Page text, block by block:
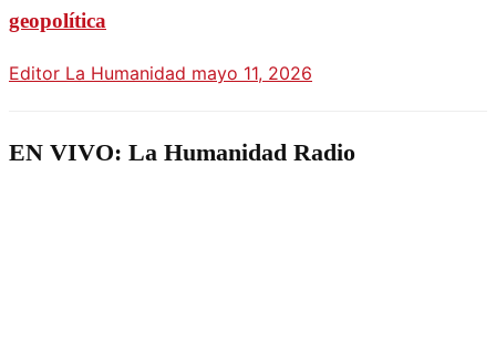
geopolítica
Editor La Humanidad mayo 11, 2026
EN VIVO: La Humanidad Radio